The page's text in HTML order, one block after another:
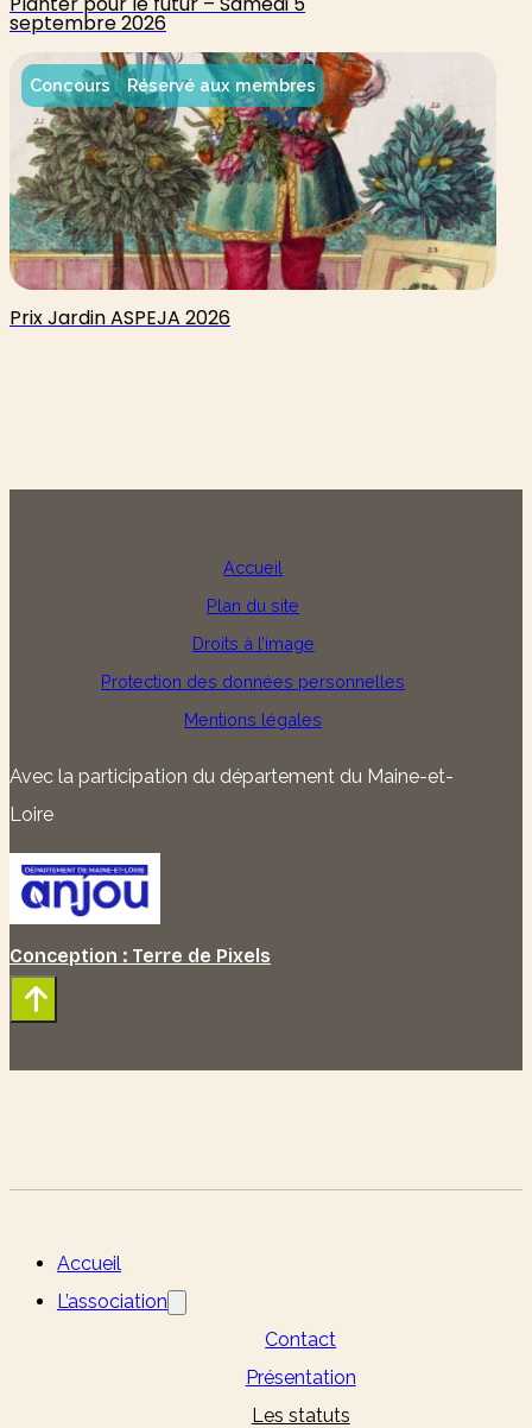
septembre 2026
Concours Réservé aux membres
Prix Jardin ASPEJA 2026
Accueil
Plan du site
Droits à l’image
Protection des données personnelles
Mentions légales
Avec la participation du département du Maine-et-
Loire
Conception : Terre de Pixels
Accueil
L’association
Contact
Présentation
Les statuts